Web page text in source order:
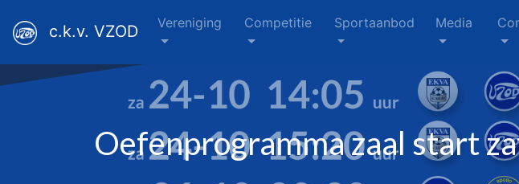
c.k.v. VZOD Vereniging Competitie Sportaanbod Media
Oefenprogramma zaal start